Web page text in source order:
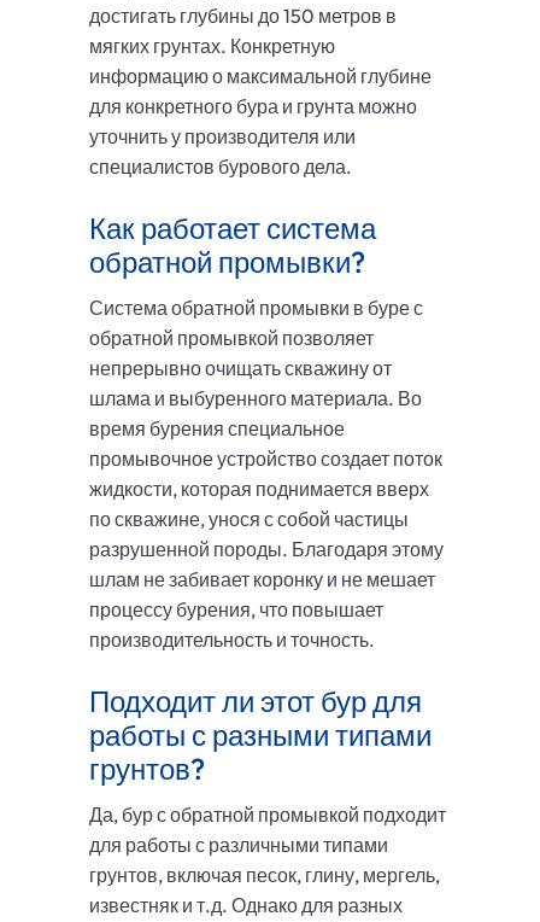
достигать глубины до 150 метров в
мягких грунтах. Конкретную
информацию о максимальной глубине
для конкретного бура и грунта можно
уточнить у производителя или
специалистов бурового дела.
Как работает система
обратной промывки?
Система обратной промывки в буре с
обратной промывкой позволяет
непрерывно очищать скважину от
шлама и выбуренного материала. Во
время бурения специальное
промывочное устройство создает поток
жидкости, которая поднимается вверх
по скважине, унося с собой частицы
разрушенной породы. Благодаря этому
шлам не забивает коронку и не мешает
процессу бурения, что повышает
производительность и точность.
Подходит ли этот бур для
работы с разными типами
грунтов?
Да, бур с обратной промывкой подходит
для работы с различными типами
грунтов, включая песок, глину, мергель,
известняк и т.д. Однако для разных